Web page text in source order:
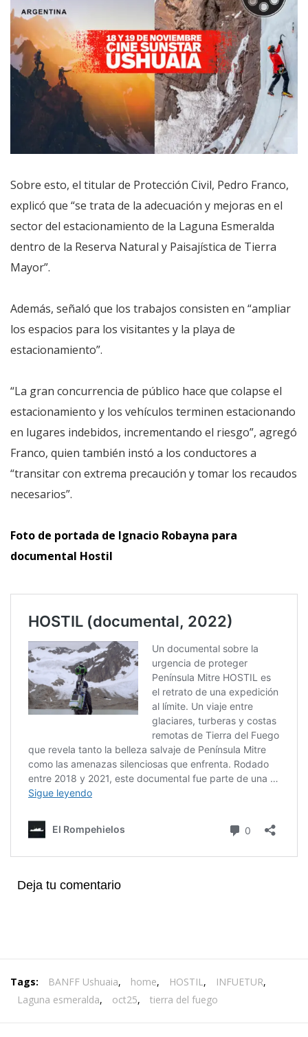
Sobre esto, el titular de Protección Civil, Pedro Franco,
explicó que “se trata de la adecuación y mejoras en el
sector del estacionamiento de la Laguna Esmeralda
dentro de la Reserva Natural y Paisajística de Tierra
Mayor”.
Además, señaló que los trabajos consisten en “ampliar
los espacios para los visitantes y la playa de
estacionamiento”.
“La gran concurrencia de público hace que colapse el
estacionamiento y los vehículos terminen estacionando
en lugares indebidos, incrementando el riesgo”, agregó
Franco, quien también instó a los conductores a
“transitar con extrema precaución y tomar los recaudos
necesarios”.
Foto de portada de Ignacio Robayna para
documental Hostil
Deja tu comentario
Tags: BANFF Ushuaia, home, HOSTIL , INFUETUR,
Laguna esmeralda, oct25, tierra del fuego